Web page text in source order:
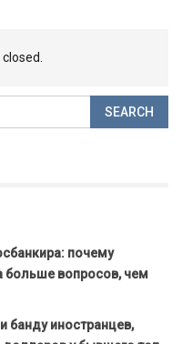
почему
больше вопросов, чем
банду иностранцев,